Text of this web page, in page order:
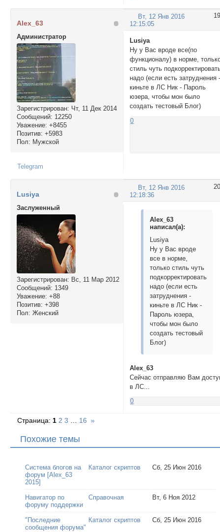
19
Вт, 12 Янв 2016
12:15:05
Alex_63
Администратор
Зарегистрирован: Чт, 11 Дек 2014
Сообщений: 12250
Уважение: +8455
Позитив: +5983
Пол: Мужской
Lusiya
Ну у Вас вроде все(по
функционалу) в норме,
стиль чуть
надо (если есть затруднения
киньте в ЛС Ник - Пароль
юзера, чтобы мон было
создать тестовый Блог)
0
Telegram
20
Вт, 12 Янв 2016
12:18:36
Lusiya
Заслуженный
Зарегистрирован: Вс, 11 Мар 2012
Сообщений: 1349
Уважение: +88
Позитив: +398
Пол: Женский
Alex_63
написал(а):
Lusiya
Ну у Вас вроде
все в норме,
только стиль чуть
подкорректировать
надо (если есть
затруднения -
киньте в ЛС Ник -
Пароль юзера,
чтобы мон было
создать тестовый
Блог)
Alex_63
Сейчас отправляю Вам
в ЛС...
0
Страница: 1 2 3 16 »
Похожие темы
Система блогов на
форум [Alex_63
2015]
Каталог скриптов Сб, 25 Июн 2016
Навигатор по
форуму поддержки
Справочная Вт, 6 Ноя 2012
"Последние
сообщения форума"
Каталог скриптов Сб, 25 Июн 2016